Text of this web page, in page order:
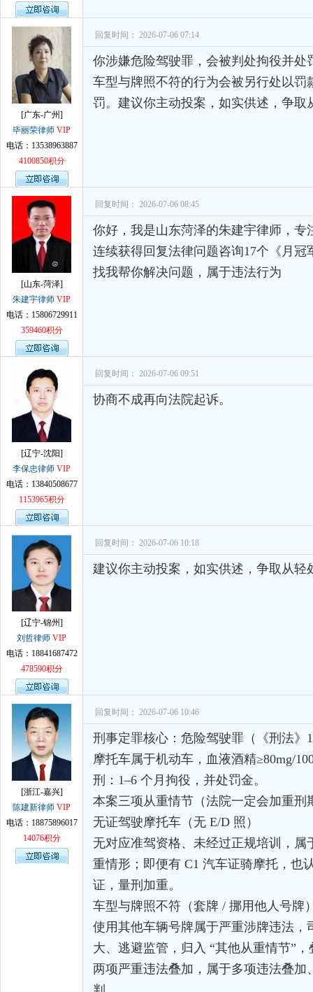
孙术校律师对
[广东-广州]
毕丽荣律师 VIP
电话：13538963887
4100850积分
回复时间： 2026-07-06 07:14
你涉嫌危险驾驶罪，会被判处拘役并处
车型与牌照不符的行为会被另行处以罚
罚。建议你主动投案，如实供述，争取
[山东-菏泽]
朱建宇律师 VIP
电话：15806729911
359460积分
回复时间： 2026-07-06 08:45
你好，我是山东菏泽的朱建宇律师，专
连续获得回复法律问题咨询17个《月冠
找我帮你解决问题，属于违法行为
[辽宁-沈阳]
李保忠律师 VIP
电话：13840508677
1153965积分
回复时间： 2026-07-06 09:51
协商不成再向法院起诉。
[辽宁-锦州]
刘哲律师 VIP
电话：18841687472
478590积分
回复时间： 2026-07-06 10:18
建议你主动投案，如实供述，争取从轻
[浙江-嘉兴]
陈建新律师 VIP
电话：18875896017
14076积分
回复时间： 2026-07-06 10:46
刑事定罪核心：危险驾驶罪（《刑法》
摩托车属于机动车，血液酒精≥80mg/
刑：1–6 个月拘役，并处罚金。
本案三项从重情节（法院一定会加重刑
无证驾驶摩托车（无 E/D 照）
无对应准驾资格、未经过正规培训，属
重情形；即便有 C1 汽车证骑摩托，也
证，量刑加重。
车型与牌照不符（套牌 / 挪用他人号牌
使用其他车辆号牌属于严重涉牌违法，
大、逃避监管，归入 “其他从重情节”
两项严重违法叠加，属于多项违法叠加